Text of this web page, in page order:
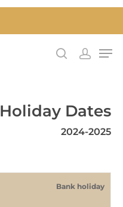
Holiday Dates
2024-2025
Bank holiday